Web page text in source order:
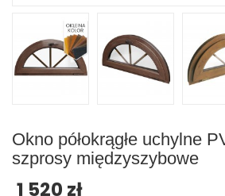
Okno półokrągłe uchylne
szprosy międzyszybowe
1 520 zł